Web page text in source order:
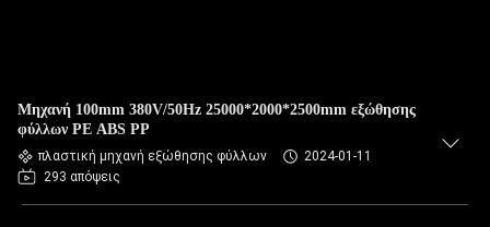
Μηχανή 100mm 380V/50Hz 25000*2000*2500mm εξώθησης
φύλλων PE ABS PP
πλαστική μηχανή εξώθησης φύλλων
2024-01-11
293 απόψεις